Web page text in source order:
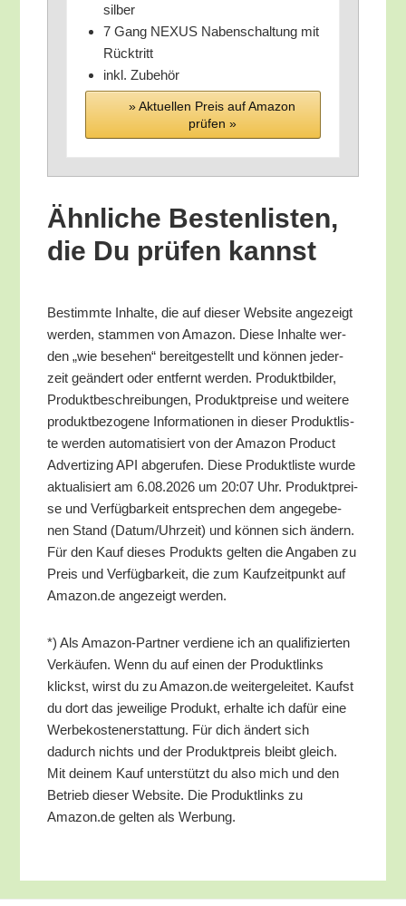
silber
7 Gang NEXUS Naben­schal­tung mit
Rücktritt
inkl. Zube­hör
» Aktu­el­len Preis auf Ama­zon
prü­fen »
Ähn­li­che Bes­ten­lis­ten,
die Du prü­fen kannst
Bestimm­te Inhal­te, die auf die­ser Web­site ange­zeigt
wer­den, stam­men von Ama­zon. Die­se Inhal­te wer­
den „wie bese­hen“ bereit­ge­stellt und kön­nen jeder­
zeit geän­dert oder ent­fernt wer­den. Pro­dukt­bil­der,
Pro­dukt­be­schrei­bun­gen, Pro­dukt­prei­se und wei­te­re
pro­dukt­be­zo­ge­ne Infor­ma­tio­nen in die­ser Pro­dukt­lis­
te wer­den auto­ma­ti­siert von der Ama­zon Pro­duct
Adver­tiz­ing API abge­ru­fen. Die­se Pro­dukt­lis­te wur­de
aktua­li­siert am 6.08.2026 um 20:07 Uhr. Pro­dukt­prei­
se und Ver­füg­bar­keit ent­spre­chen dem ange­ge­be­
nen Stand (Datum/​Uhrzeit) und kön­nen sich ändern.
Für den Kauf die­ses Pro­dukts gel­ten die Anga­ben zu
Preis und Ver­füg­bar­keit, die zum Kauf­zeit­punkt auf
Amazon.de ange­zeigt werden.
*) Als Ama­zon-Part­ner ver­die­ne ich an qua­li­fi­zier­ten
Ver­käu­fen. Wenn du auf einen der Pro­dukt­links
klickst, wirst du zu Amazon.de wei­ter­ge­lei­tet. Kaufst
du dort das jewei­li­ge Pro­dukt, erhal­te ich dafür eine
Wer­be­kos­ten­er­stat­tung. Für dich ändert sich
dadurch nichts und der Pro­dukt­preis bleibt gleich.
Mit dei­nem Kauf unter­stützt du also mich und den
Betrieb die­ser Web­site. Die Pro­dukt­links zu
Amazon.de gel­ten als Werbung.